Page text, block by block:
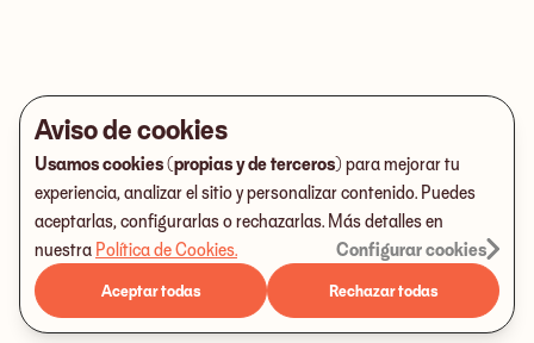
Aviso de cookies
Usamos cookies (propias y de terceros) para mejorar tu
experiencia, analizar el sitio y personalizar contenido. Puedes
aceptarlas, configurarlas o rechazarlas. Más detalles en
nuestra Política de Cookies. Configurar cookies
Aceptar todas Rechazar todas